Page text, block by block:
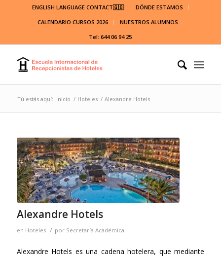
ENGLISH LANGUAGE CONTACT🇬🇧
DÓNDE ESTAMOS
CALENDARIO CURSOS 2026
NUESTROS ALUMNOS
Tel: 644 06 94 25
Tú estás aquí: Inicio / Hoteles / Alexandre Hotels
Alexandre Hotels
en Hoteles / por Secretaría Académica
Alexandre Hotels es una cadena hotelera, que mediante